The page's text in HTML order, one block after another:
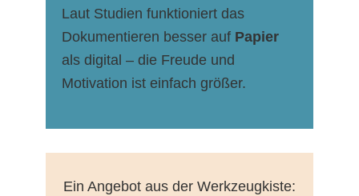
Laut Studien funktioniert das
Dokumentieren besser auf Papier
als digital – die Freude und
Motivation ist einfach größer.
Ein Angebot aus der Werkzeugkiste: